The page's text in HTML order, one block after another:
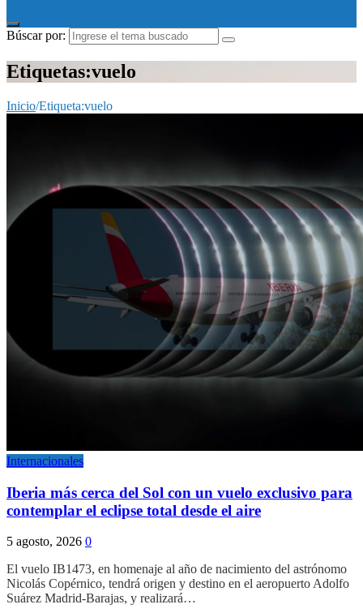
Búscar por:
Etiquetas:vuelo
Inicio/Etiqueta:vuelo
Internacionales
Iberia más cerca del Sol con un vuelo exclusivo para
contemplar el eclipse total desde el aire
5 agosto, 2026 0
El vuelo IB1473, en homenaje al año de nacimiento del astrónomo
Nicolás Copérnico, tendrá origen y destino en el aeropuerto Adolfo
Suárez Madrid-Barajas, y realizará…